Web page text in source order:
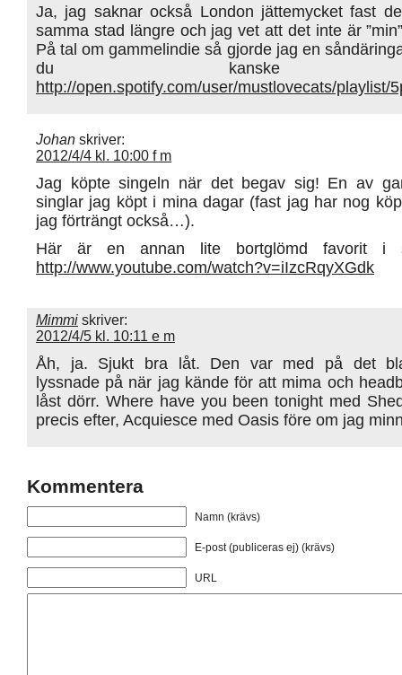
Ja, jag saknar också London jättemycket fast
samma stad längre och jag vet att det inte är
På tal om gammelindie så gjorde jag en
du kanske
http://open.spotify.com/user/mustlovecats/playlist/
Johan skriver:
2012/4/4 kl. 10:00 f m
Jag köpte singeln när det begav sig! En av
singlar jag köpt i mina dagar (fast jag har nog
jag förträngt också…).
Här är en annan lite bortglömd favorit i
http://www.youtube.com/watch?v=iIzcRqyXGdk
Mimmi skriver:
2012/4/5 kl. 10:11 e m
Åh, ja. Sjukt bra låt. Den var med på det
lyssnade på när jag kände för att mima och
låst dörr. Where have you been tonight med
precis efter, Acquiesce med Oasis före om jag
Kommentera
Namn (krävs)
E-post (publiceras ej) (krävs)
URL